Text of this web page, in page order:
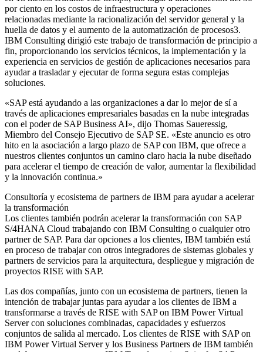
por ciento en los costos de infraestructura y operaciones
relacionadas mediante la racionalización del servidor general y la
huella de datos y el aumento de la automatización de procesos3.
IBM Consulting dirigió este trabajo de transformación de principio a
fin, proporcionando los servicios técnicos, la implementación y la
experiencia en servicios de gestión de aplicaciones necesarios para
ayudar a trasladar y ejecutar de forma segura estas complejas
soluciones.
«SAP está ayudando a las organizaciones a dar lo mejor de sí a
través de aplicaciones empresariales basadas en la nube integradas
con el poder de SAP Business AI», dijo Thomas Saueressig,
Miembro del Consejo Ejecutivo de SAP SE. «Este anuncio es otro
hito en la asociación a largo plazo de SAP con IBM, que ofrece a
nuestros clientes conjuntos un camino claro hacia la nube diseñado
para acelerar el tiempo de creación de valor, aumentar la flexibilidad
y la innovación continua.»
Consultoría y ecosistema de partners de IBM para ayudar a acelerar
la transformación
Los clientes también podrán acelerar la transformación con SAP
S/4HANA Cloud trabajando con IBM Consulting o cualquier otro
partner de SAP. Para dar opciones a los clientes, IBM también está
en proceso de trabajar con otros integradores de sistemas globales y
partners de servicios para la arquitectura, despliegue y migración de
proyectos RISE with SAP.
Las dos compañías, junto con un ecosistema de partners, tienen la
intención de trabajar juntas para ayudar a los clientes de IBM a
transformarse a través de RISE with SAP on IBM Power Virtual
Server con soluciones combinadas, capacidades y esfuerzos
conjuntos de salida al mercado. Los clientes de RISE with SAP on
IBM Power Virtual Server y los Business Partners de IBM también